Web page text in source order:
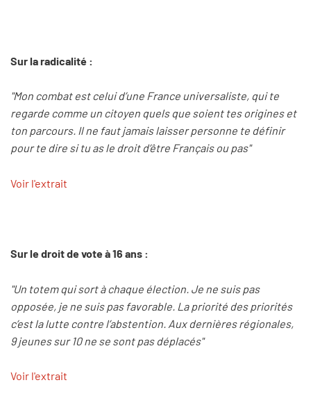
Sur la radicalité :
"Mon combat est celui d’une France universaliste, qui te
regarde comme un citoyen quels que soient tes origines et
ton parcours. Il ne faut jamais laisser personne te définir
pour te dire si tu as le droit d’être Français ou pas"
Voir l'extrait
Sur le droit de vote à 16 ans :
"Un totem qui sort à chaque élection. Je ne suis pas
opposée, je ne suis pas favorable. La priorité des priorités
c’est la lutte contre l’abstention. Aux dernières régionales,
9 jeunes sur 10 ne se sont pas déplacés"
Voir l'extrait